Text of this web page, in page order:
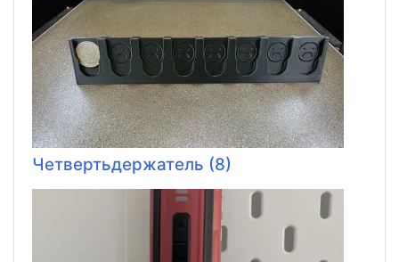
Четвертьдержатель (8)